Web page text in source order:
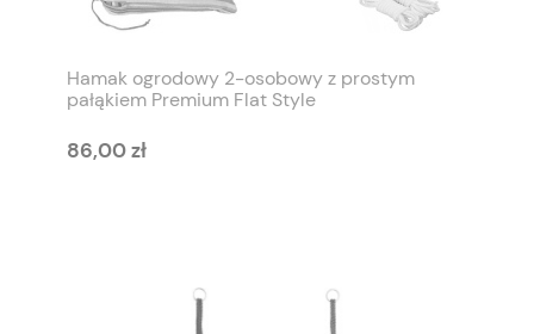
Hamak ogrodowy 2-osobowy z prostym
pałąkiem Premium Flat Style
86,00 zł